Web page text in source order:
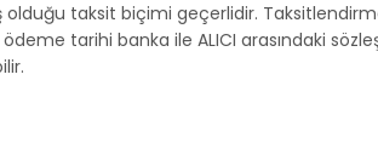
olduğu taksit biçimi geçerlidir.
tarihi banka ile ALICI arasındaki